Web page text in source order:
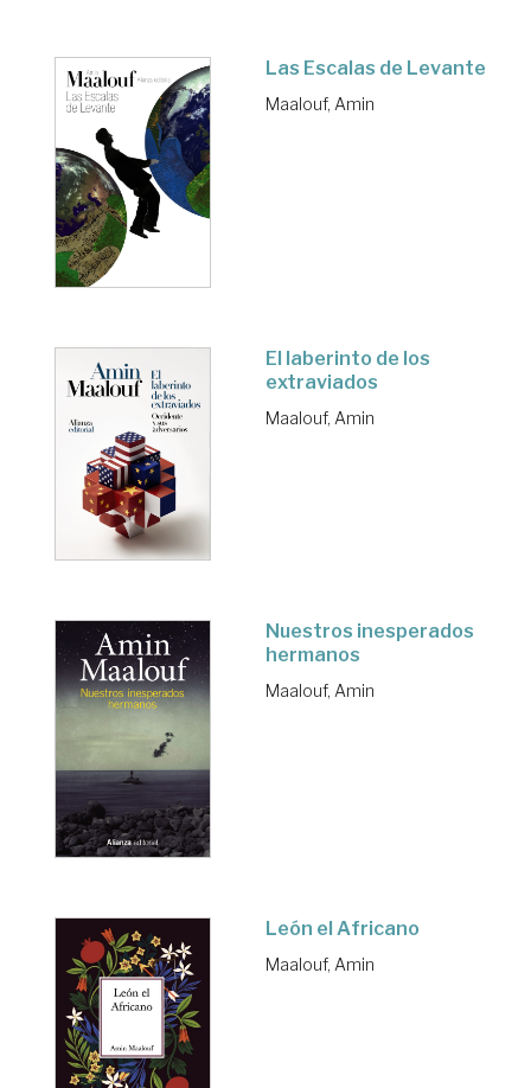
Las Escalas de Levante
Maalouf, Amin
El laberinto de los
extraviados
Maalouf, Amin
Nuestros inesperados
hermanos
Maalouf, Amin
León el Africano
Maalouf, Amin